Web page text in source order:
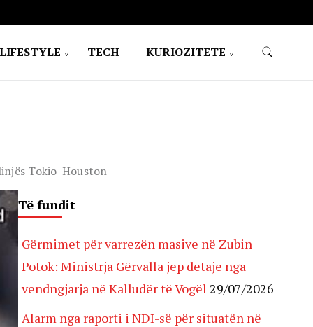
TECH KURIOZITETE
Tokio-Houston
Të fundit
Gërmimet për varrezën masive në Zubin
Potok: Ministrja Gërvalla jep detaje nga
vendngjarja në Kalludër të Vogël 29/07/2026
Alarm nga raporti i NDI-së për situatën në